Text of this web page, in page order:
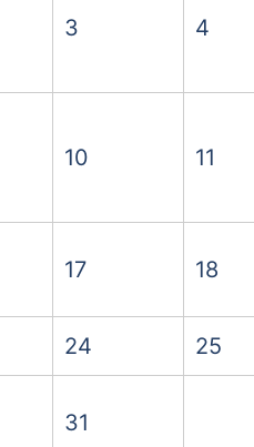
3 4
10 11
17 18
24 25
31